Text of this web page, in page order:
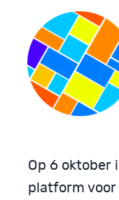
Op 6 oktober
platform voor